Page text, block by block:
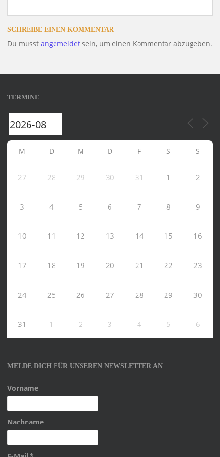
SCHREIBE EINEN KOMMENTAR
Du musst angemeldet sein, um einen Kommentar abzugeben.
TERMINE
M D M D F S S
27 28 29 30 31 1 2
3 4 5 6 7 8 9
10 11 12 13 14 15 16
17 18 19 20 21 22 23
24 25 26 27 28 29 30
31 1 2 3 4 5 6
MELDE DICH FÜR UNSEREN NEWSLETTER AN
Vorname
Nachname